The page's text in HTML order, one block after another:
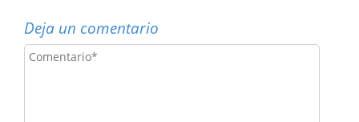
Deja un comentario